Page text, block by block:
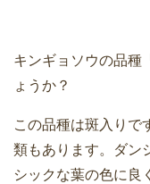
キンギョソウの品種
ょうか？
この品種は斑入りで
類もあります。ダン
シックな葉の色に良